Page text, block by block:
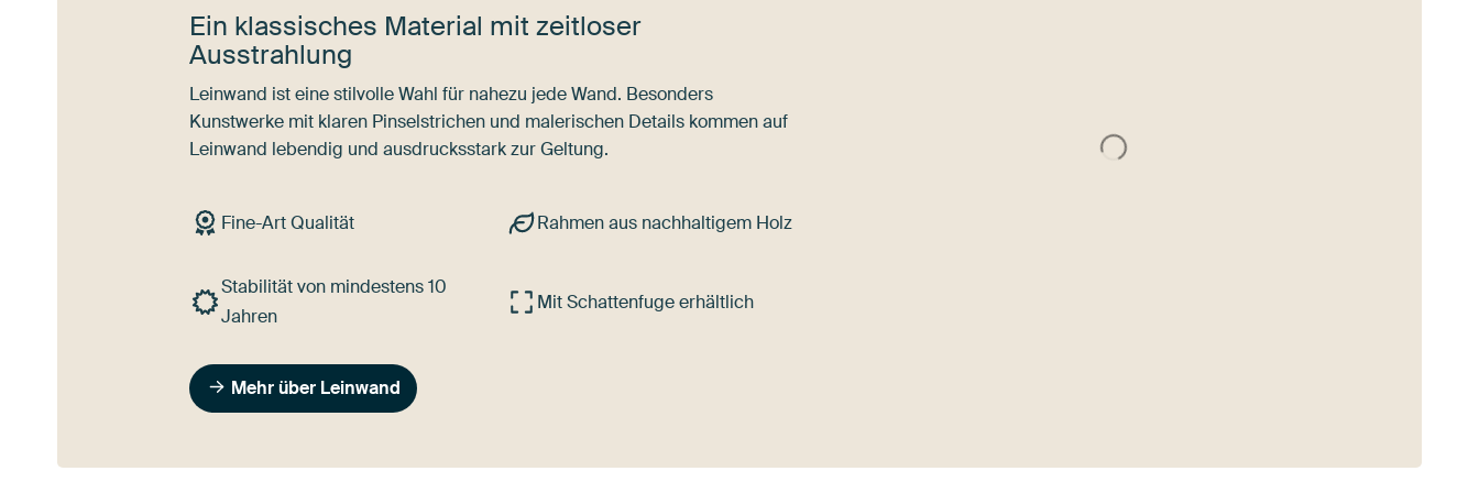
Ein klassisches Material mit zeitloser
Ausstrahlung
Leinwand ist eine stilvolle Wahl für nahezu jede Wand. Besonders
Kunstwerke mit klaren Pinselstrichen und malerischen Details kommen auf
Leinwand lebendig und ausdrucksstark zur Geltung.
Fine-Art Qualität Rahmen aus nachhaltigem Holz
Stabilität von mindestens 10
Jahren
Mit Schattenfuge erhältlich
Mehr über Leinwand